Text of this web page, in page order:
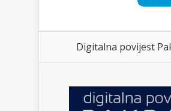
Digitalna povijest